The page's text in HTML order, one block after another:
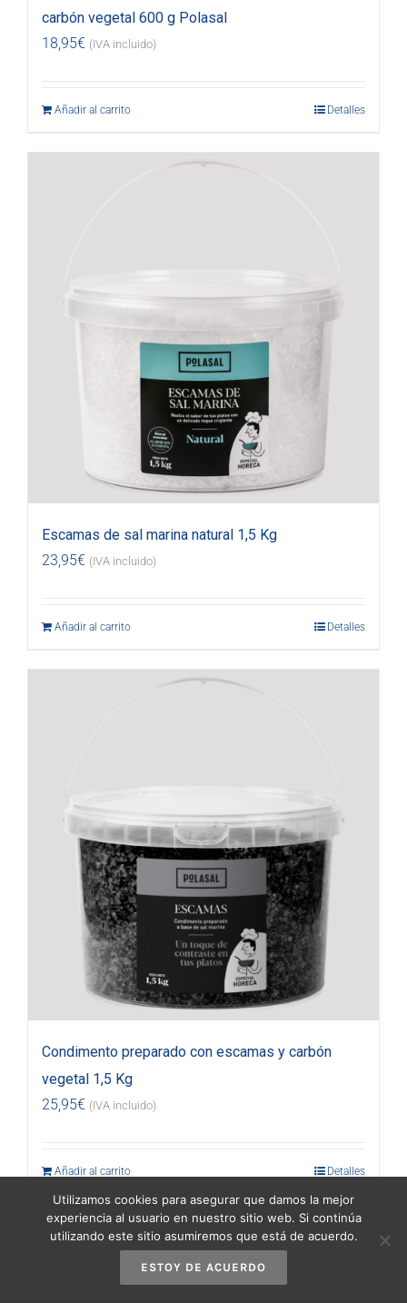
carbón vegetal 600 g Polasal
18,95€ (IVA incluido)
Añadir al carrito Detalles
Escamas de sal marina natural 1,5 Kg
23,95€ (IVA incluido)
Añadir al carrito Detalles
Condimento preparado con escamas y carbón
vegetal 1,5 Kg
25,95€ (IVA incluido)
Añadir al carrito Detalles
Utilizamos cookies para asegurar que damos la mejor
experiencia al usuario en nuestro sitio web. Si continúa
utilizando este sitio asumiremos que está de acuerdo.
ESTOY DE ACUERDO